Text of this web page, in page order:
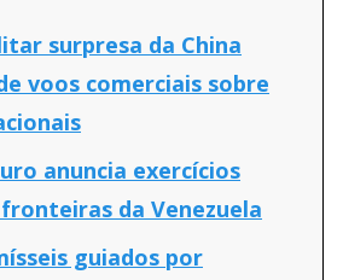
surpresa da China
voos comerciais sobre
anuncia exercícios
da Venezuela
guiados por